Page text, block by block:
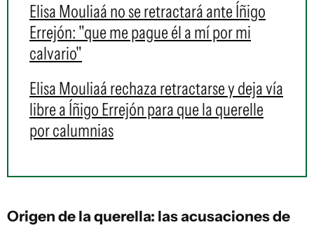
Elisa Mouliaá no se retractará ante Íñigo
Errejón: "que me pague él a mí por mi
calvario"
Elisa Mouliaá rechaza retractarse y deja vía
libre a Íñigo Errejón para que la querelle
por calumnias
Origen de la querella: las acusaciones de